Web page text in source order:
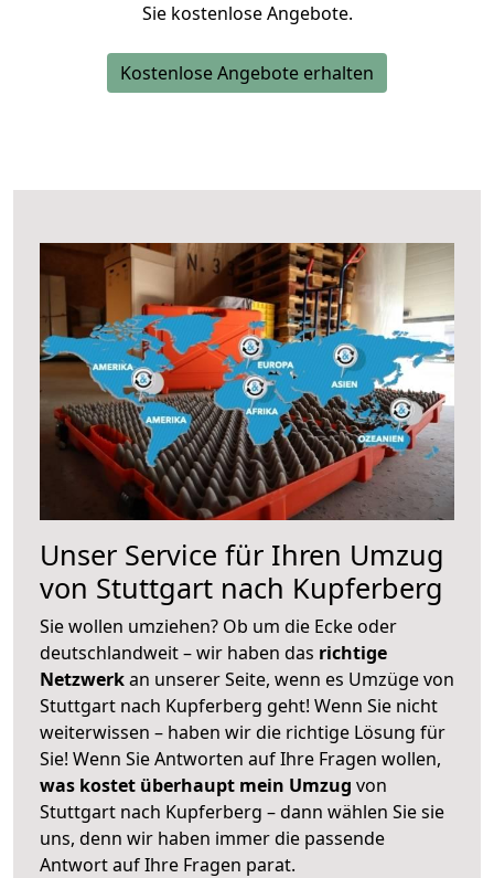
Sie kostenlose Angebote.
Kostenlose Angebote erhalten
Unser Service für Ihren Umzug
von Stuttgart nach Kupferberg
Sie wollen umziehen? Ob um die Ecke oder
deutschlandweit – wir haben das richtige
Netzwerkan unserer Seite, wenn es Umzüge von
Stuttgart nach Kupferberg geht! Wenn Sie nicht
weiterwissen – haben wir die richtige Lösung für
Sie! Wenn Sie Antworten auf Ihre Fragen wollen,
was kostet überhaupt mein Umzug von
Stuttgart nach Kupferberg – dann wählen Sie sie
uns, denn wir haben immer die passende
Antwort auf Ihre Fragen parat.